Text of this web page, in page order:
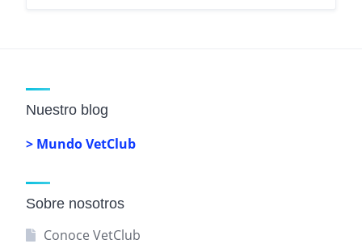
Nuestro blog
> Mundo VetClub
Sobre nosotros
Conoce VetClub